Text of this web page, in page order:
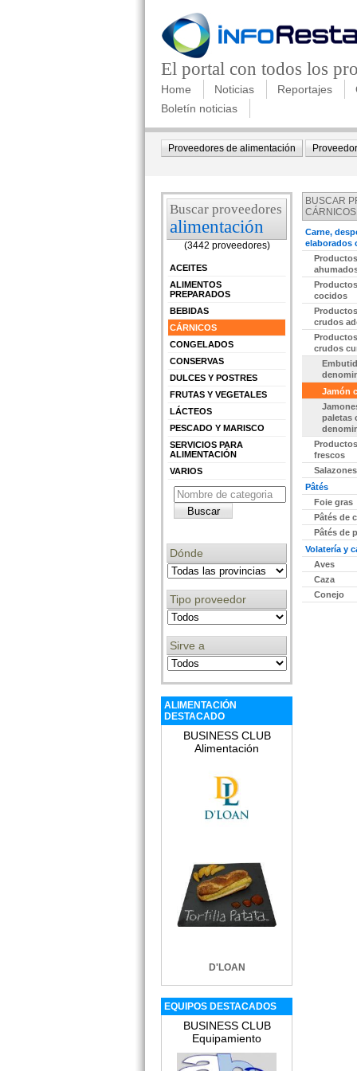
El portal con todos los
Home Noticias Reportajes
Boletín noticias
Proveedores de alimentación
Buscar proveedores
alimentación
(3442 proveedores)
ACEITES
ALIMENTOS
PREPARADOS
BEBIDAS
CÁRNICOS
CONGELADOS
CONSERVAS
DULCES Y POSTRES
FRUTAS Y VEGETALES
LÁCTEOS
PESCADO Y MARISCO
SERVICIOS PARA
ALIMENTACIÓN
VARIOS
Dónde
Tipo proveedor
Sirve a
ALIMENTACIÓN
DESTACADO
BUSINESS CLUB
Alimentación
D'LOAN
EQUIPOS DESTACADOS
BUSINESS CLUB
Equipamiento
BUSCAR
CÁRNICOS
Carne,
elaborados
cocidos
crudos
crudos
Jamón
paletas
frescos
Pâtés
Foie gras
Pâtés de
Pâtés de
Volatería y
Aves
Caza
Conejo